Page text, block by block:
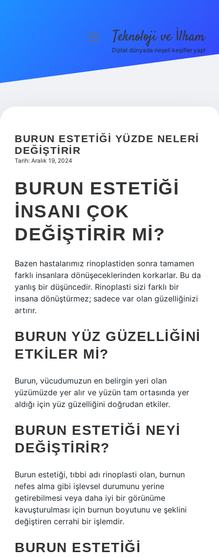
Hakkımızda
menüyüTeknoloji ve İlham
Dijital dünyada neşeli keşifler yap!
BURUN ESTETIĞI YÜZDE NELERI
DEĞIŞTIRIR
Tarih: Aralık 19, 2024
BURUN ESTETIĞI
INSANI ÇOK
DEĞIŞTIRIR MI?
Bazen hastalarımız rinoplastiden sonra tamamen
farklı insanlara dönüşeceklerinden korkarlar. Bu da
yanlış bir düşüncedir. Rinoplasti sizi farklı bir
insana dönüştürmez; sadece var olan güzelliğinizi
artırır.
BURUN YÜZ GÜZELLIĞINI
ETKILER MI?
Burun, vücudumuzun en belirgin yeri olan
yüzümüzde yer alır ve yüzün tam ortasında yer
aldığı için yüz güzelliğini doğrudan etkiler.
BURUN ESTETIĞI NEYI
DEĞIŞTIRIR?
Burun estetiği, tıbbi adı rinoplasti olan, burnun
nefes alma gibi işlevsel durumunu yerine
getirebilmesi veya daha iyi bir görünüme
kavuşturulması için burnun boyutunu ve şeklini
değiştiren cerrahi bir işlemdir.
BURUN ESTETIĞI